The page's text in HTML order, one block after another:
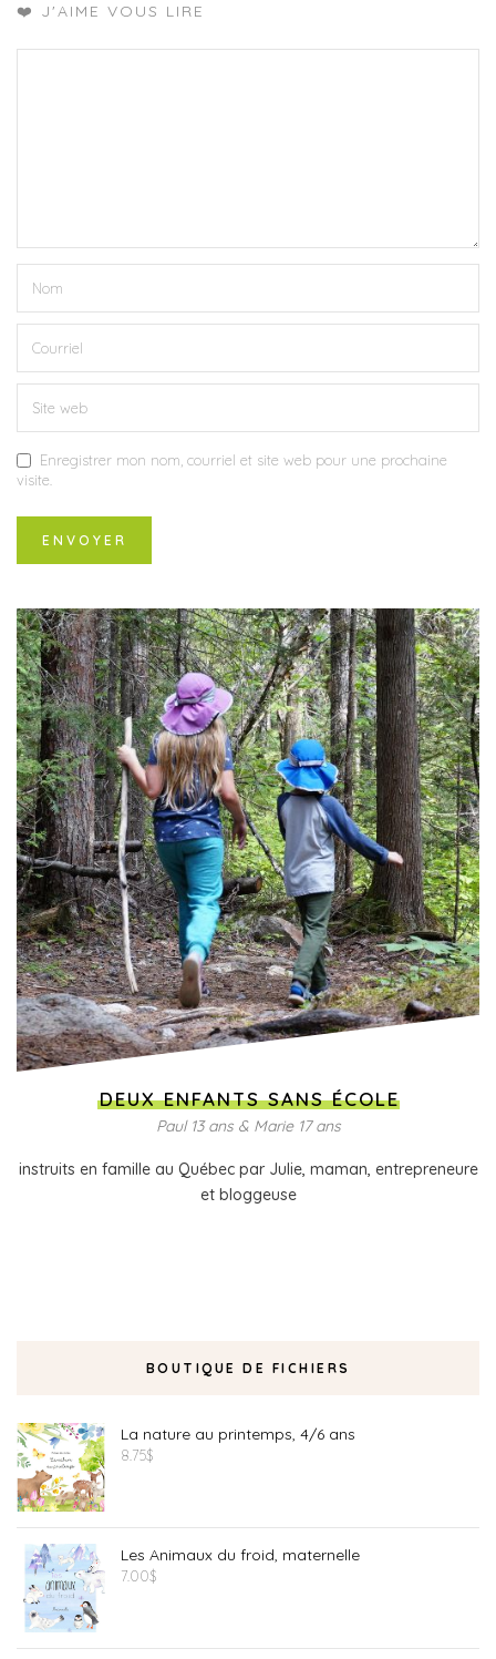
❤️ J'AIME VOUS LIRE
Enregistrer mon nom, courriel et site web pour une prochaine
visite.
DEUX ENFANTS SANS ÉCOLE
Paul 13 ans & Marie 17 ans
instruits en famille au Québec par Julie, maman, entrepreneure
et bloggeuse
BOUTIQUE DE FICHIERS
La nature au printemps, 4/6 ans
8.75$
Les Animaux du froid, maternelle
7.00$